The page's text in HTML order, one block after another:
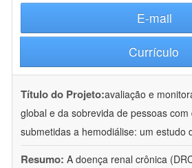
E-mail
Currículo
Título do Projeto:avaliação e
global e da sobrevida de pessoas
submetidas a hemodiálise: um estudo
Resumo: A doença renal crônica